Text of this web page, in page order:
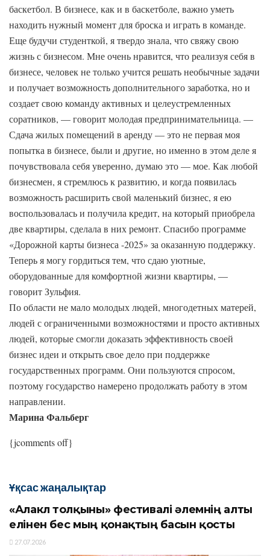
баскетбол. В бизнесе, как и в баскетболе, важно уметь
находить нужный момент для броска и играть в команде.
Еще будучи студенткой, я твердо знала, что свяжу свою
жизнь с бизнесом. Мне очень нравится, что реализуя себя в
бизнесе, человек не только учится решать необычные задачи
и получает возможность дополнительного заработка, но и
создает свою команду активных и целеустремленных
соратников, — говорит молодая предпринимательница. —
Сдача жилых помещений в аренду — это не первая моя
попытка в бизнесе, были и другие, но именно в этом деле я
почувствовала себя уверенно, думаю это — мое. Как любой
бизнесмен, я стремлюсь к развитию, и когда появилась
возможность расширить свой маленький бизнес, я ею
воспользовалась и получила кредит, на который приобрела
две квартиры, сделала в них ремонт. Спасибо программе
«Дорожной карты бизнеса -2025» за оказанную поддержку.
Теперь я могу гордиться тем, что сдаю уютные,
оборудованные для комфортной жизни квартиры, —
говорит Зульфия.
По области не мало молодых людей, многодетных матерей,
людей с ограниченными возможностями и просто активных
людей, которые смогли доказать эффективность своей
бизнес идеи и открыть свое дело при поддержке
государственных программ. Они пользуются спросом,
поэтому государство намерено продолжать работу в этом
направлении.
Марина Фальберг
{jcomments off}
Ұқсас жаңалықтар
«Алакөл толқыны» фестивалі әлемнің алты
елінен бес мың қонақтың басын қосты
27.07.2026